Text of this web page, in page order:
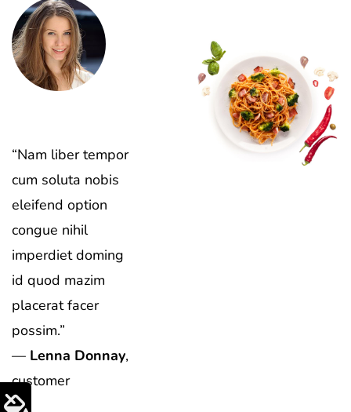
“Nam liber tempor
cum soluta nobis
eleifend option
congue nihil
imperdiet doming
id quod mazim
placerat facer
possim.”
— Lenna Donnay,
customer